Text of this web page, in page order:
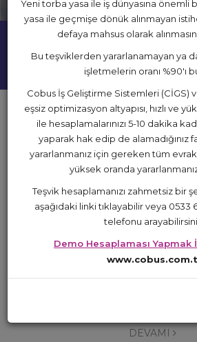
Sunduğumuz hizmetlerden öne
listelenmektedir.
PERSONEL TEŞVİK
DEVAMI
Yeni torba yasa ile iş dünyasına önemli
yasa ile geçmişe dönük alınmayan
defaya mahsus olarak
Bu teşviklerden yararlanamayan ya
işletmelerin oranı %90'ı
Cobus İş Geliştirme Sistemleri (CİGS) ve
eşsiz optimizasyon altyapısı, hızlı ve
ile hesaplamalarınızı 5-10 dakika
yaparak hak edip de alamadığınız
yararlanmanız için gereken tüm
yüksek oranda
Teşvik hesaplamanızı zahmetsiz bir
aşağıdaki linki tıklayabilir veya 0533
telefonu
Demo Hesaplaması Yapmak